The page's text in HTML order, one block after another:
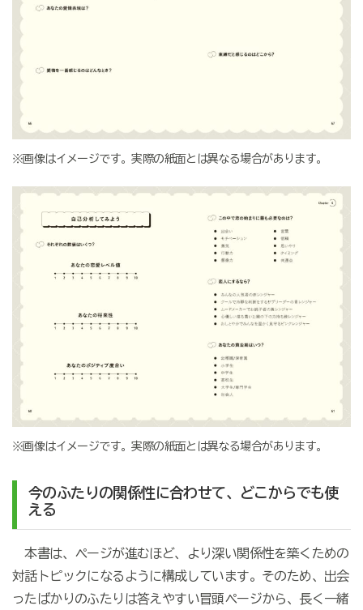
※画像はイメージです。実際の紙面とは異なる場合があります。
※画像はイメージです。実際の紙面とは異なる場合があります。
今のふたりの関係性に合わせて、どこからでも使
える
本書は、ページが進むほど、より深い関係性を築くための
対話トピックになるように構成しています。そのため、出会
ったばかりのふたりは答えやすい冒頭ページから、長く一緒